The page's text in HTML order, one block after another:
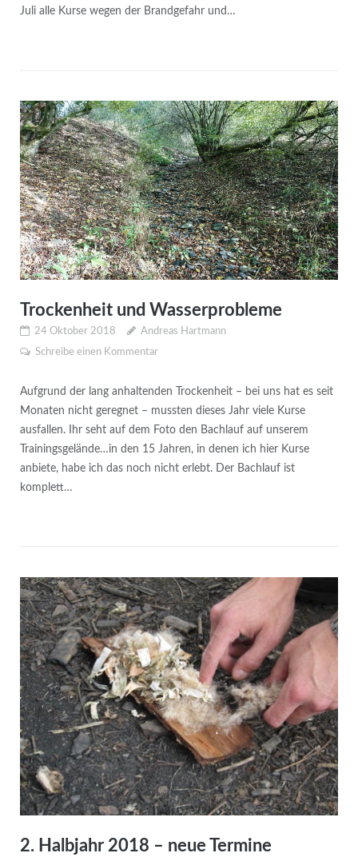
Juli alle Kurse wegen der Brandgefahr und…
Trockenheit und Wasserprobleme
24 Oktober 2018
Andreas Hartmann
Schreibe einen Kommentar
Aufgrund der lang anhaltenden Trockenheit – bei uns hat es seit
Monaten nicht geregnet – mussten dieses Jahr viele Kurse
ausfallen. Ihr seht auf dem Foto den Bachlauf auf unserem
Trainingsgelände…in den 15 Jahren, in denen ich hier Kurse
anbiete, habe ich das noch nicht erlebt. Der Bachlauf ist
komplett…
2. Halbjahr 2018 – neue Termine